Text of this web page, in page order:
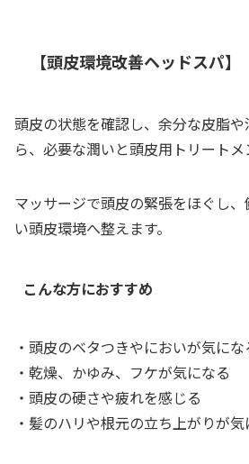
【頭皮環境改善ヘッドスパ】
頭皮の状態を確認し、余分な皮脂
ら、必要な潤いと頭皮用トリートメ
マッサージで頭皮の緊張をほぐし
い頭皮環境へ整えます。
こんな方におすすめ
・頭皮のベタつきやにおいが気にな
・乾燥、かゆみ、フケが気になる
・頭皮の硬さや疲れを感じる
・髪のハリや根元の立ち上がりが気